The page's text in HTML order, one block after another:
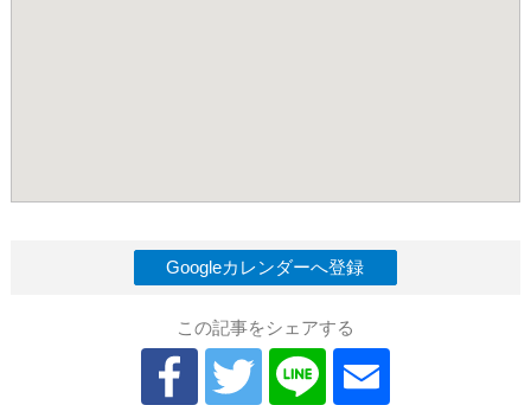
Googleカレンダーへ登録
この記事をシェアする